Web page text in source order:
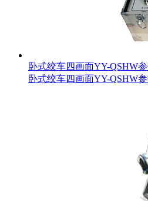
卧式绞车四画面YY-QSHW
卧式绞车四画面YY-QSHW